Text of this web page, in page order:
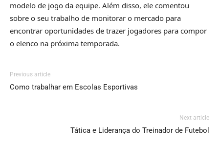
modelo de jogo da equipe. Além disso, ele comentou
sobre o seu trabalho de monitorar o mercado para
encontrar oportunidades de trazer jogadores para compor
o elenco na próxima temporada.
Previous article
Como trabalhar em Escolas Esportivas
Next article
Tática e Liderança do Treinador de Futebol